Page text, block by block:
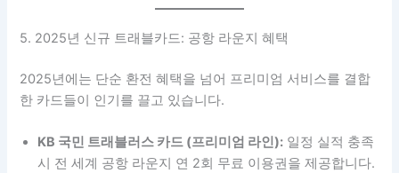
5. 2025년 신규 트래블카드: 공항 라운지 혜택
2025년에는 단순 환전 혜택을 넘어 프리미엄 서비스를 결합
한 카드들이 인기를 끌고 있습니다.
KB 국민 트래블러스 카드 (프리미엄 라인): 일정 실적 충족
시 전 세계 공항 라운지 연 2회 무료 이용권을 제공합니다.